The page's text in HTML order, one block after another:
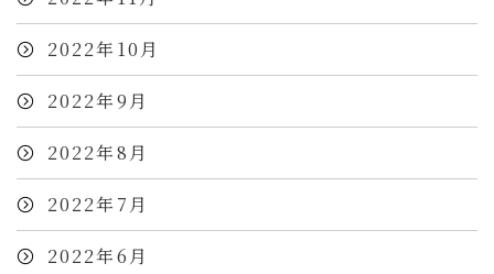
2022年10月
2022年9月
2022年8月
2022年7月
2022年6月